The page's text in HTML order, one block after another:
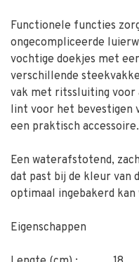
Functionele functies
ongecompliceerde
vochtige doekjes met
verschillende
vak met ritssluiting
lint voor het bevestigen
een praktisch accessoire.
Een waterafstotend,
dat past bij de kleur van
optimaal ingebakerd kan
Eigenschappen